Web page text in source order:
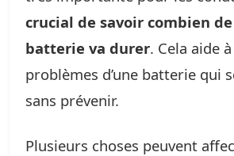
crucial de savoir combien
batterie va durer. Cela aide
problèmes d’une batterie qui
sans prévenir.
Plusieurs choses peuvent